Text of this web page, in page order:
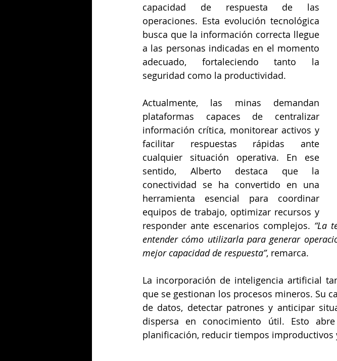
capacidad de respuesta de las
operaciones. Esta evolución tecnológica
busca que la información correcta llegue
a las personas indicadas en el momento
adecuado, fortaleciendo tanto la
seguridad como la productividad.
Actualmente, las minas demandan
plataformas capaces de centralizar
información crítica, monitorear activos y
facilitar respuestas rápidas ante
cualquier situación operativa. En ese
sentido, Alberto destaca que la
conectividad se ha convertido en una
herramienta esencial para coordinar
equipos de trabajo, optimizar recursos y
responder ante escenarios complejos. “La
entender cómo utilizarla para generar
mejor capacidad de respuesta”, remarca.
La incorporación de inteligencia artificial
que se gestionan los procesos mineros. Su
de datos, detectar patrones y anticipar
dispersa en conocimiento útil. Esto
planificación, reducir tiempos